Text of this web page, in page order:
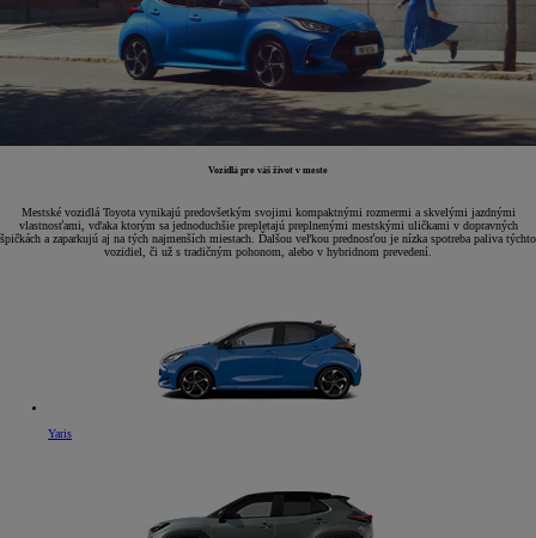
Vozidlá pre váš život v meste
Mestské vozidlá Toyota vynikajú predovšetkým svojimi kompaktnými rozmermi a skvelými jazdnými
vlastnosťami, vďaka ktorým sa jednoduchšie prepletajú preplnenými mestskými uličkami v dopravných
špičkách a zaparkujú aj na tých najmenších miestach. Ďalšou veľkou prednosťou je nízka spotreba paliva týchto
vozidiel, či už s tradičným pohonom, alebo v hybridnom prevedení.
Yaris